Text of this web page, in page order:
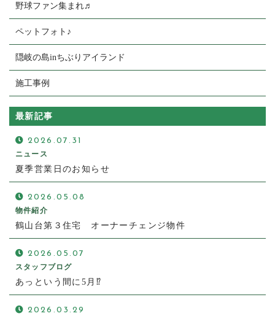
野球ファン集まれ♬
ペットフォト♪
隠岐の島inちぶりアイランド
施工事例
最新記事
2026.07.31
ニュース
夏季営業日のお知らせ
2026.05.08
物件紹介
鶴山台第３住宅 オーナーチェンジ物件
2026.05.07
スタッフブログ
あっという間に5月⁉
2026.03.29